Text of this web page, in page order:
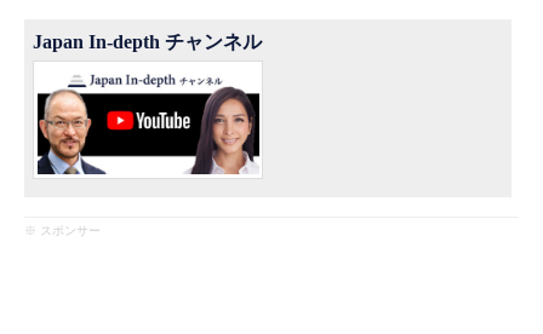
Japan In-depth チャンネル
※ スポンサー